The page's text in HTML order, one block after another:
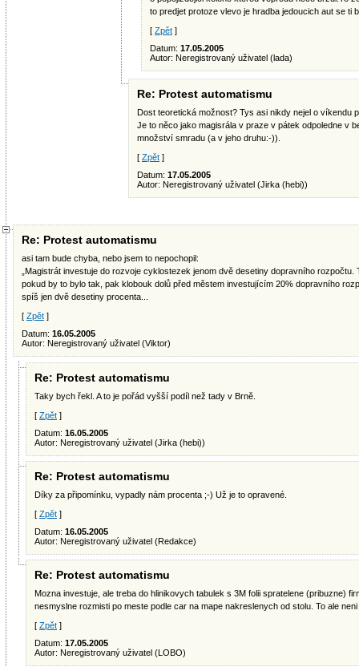
to predjet protoze vlevo je hradba jedoucich aut se ti
[ Zpět ]
Datum: 17.05.2005
Autor: Neregistrovaný uživatel (lada)
Re: Protest automatismu
Dost teoretická možnost? Tys asi nikdy nejel o víkendu
Je to něco jako magisrála v praze v pátek odpoledne v
množství smradu (a v jeho druhu:-)).
[ Zpět ]
Datum: 17.05.2005
Autor: Neregistrovaný uživatel (Jirka (hebi))
Re: Protest automatismu
asi tam bude chyba, nebo jsem to nepochopil:
„Magistrát investuje do rozvoje cyklostezek jenom dvě desetiny dopravního rozpočtu.
pokud by to bylo tak, pak klobouk dolů před městem investujícím 20% dopravního
spíš jen dvě desetiny procenta...
[ Zpět ]
Datum: 16.05.2005
Autor: Neregistrovaný uživatel (Viktor)
Re: Protest automatismu
Taky bych řekl. A to je pořád vyšší podíl než tady v Brně.
[ Zpět ]
Datum: 16.05.2005
Autor: Neregistrovaný uživatel (Jirka (hebi))
Re: Protest automatismu
Díky za připomínku, vypadly nám procenta ;-) Už je to opravené.
[ Zpět ]
Datum: 16.05.2005
Autor: Neregistrovaný uživatel (Redakce)
Re: Protest automatismu
Mozna investuje, ale treba do hlinikovych tabulek s 3M folii spratelene (pribuzne)
nesmyslne rozmisti po meste podle car na mape nakreslenych od stolu. To ale
[ Zpět ]
Datum: 17.05.2005
Autor: Neregistrovaný uživatel (LOBO)